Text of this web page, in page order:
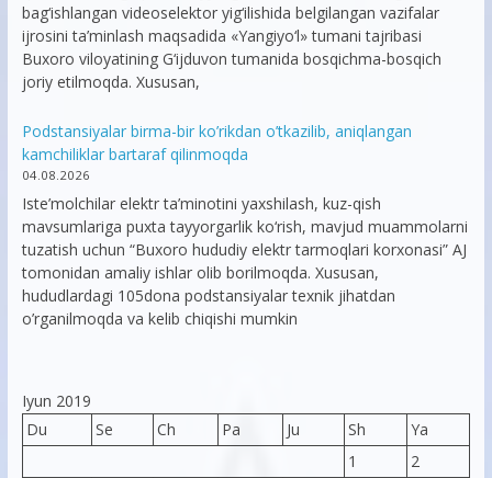
bag‘ishlangan videoselektor yig‘ilishida belgilangan vazifalar
ijrosini ta’minlash maqsadida «Yangiyo‘l» tumani tajribasi
Buxoro viloyatining G‘ijduvon tumanida bosqichma-bosqich
joriy etilmoqda. Xususan,
Podstansiyalar birma-bir ko’rikdan o’tkazilib, aniqlangan
kamchiliklar bartaraf qilinmoqda
04.08.2026
Iste’molchilar elektr ta’minotini yaxshilash, kuz-qish
mavsumlariga puxta tayyorgarlik ko‘rish, mavjud muammolarni
tuzatish uchun “Buxoro hududiy elektr tarmoqlari korxonasi” AJ
tomonidan amaliy ishlar olib borilmoqda. Xususan,
hududlardagi 105dona podstansiyalar texnik jihatdan
o’rganilmoqda va kelib chiqishi mumkin
Iyun 2019
Du
Se Ch Pa Ju Sh
Ya
1
2